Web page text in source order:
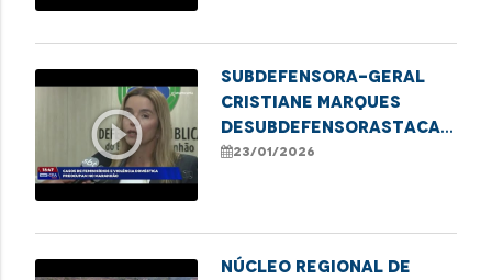
play_circle_outline
Subdefensora-Geral
Cristiane Marques
deSubdefensorastaca
Defensoria Protetiva
23/01/2026
NÚCLEO REGIONAL DE